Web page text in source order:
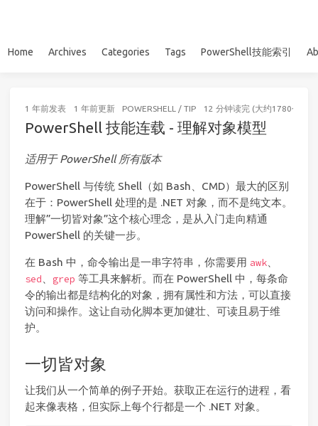
Home Archives Categories Tags PowerShell技能索引
1 年前发表 1 年前更新 POWERSHELL / TIP 12 分钟读完 (大约1780个字)
PowerShell 技能连载 - 理解对象模型
适用于 PowerShell 所有版本
PowerShell 与传统 Shell（如 Bash、CMD）最大的区别
在于：PowerShell 处理的是 .NET 对象，而不是纯文本。
理解”一切皆对象”这个核心理念，是从入门走向精通
PowerShell 的关键一步。
在 Bash 中，命令输出是一串字符串，你需要用 awk
sed
grep 等工具来解析。而在 PowerShell 中，每条命
令的输出都是结构化的对象，拥有属性和方法，可以直接
访问和操作。这让自动化脚本更加健壮、可读且易于维
护。
一切皆对象
让我们从一个简单的例子开始。获取正在运行的进程，看
起来像表格，但实际上每个行都是一个 .NET 对象。